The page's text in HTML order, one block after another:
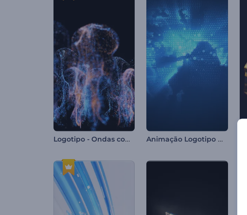
Logotipo - Ondas com Partículas Ascendentes Animação Logotipo Globo Digital